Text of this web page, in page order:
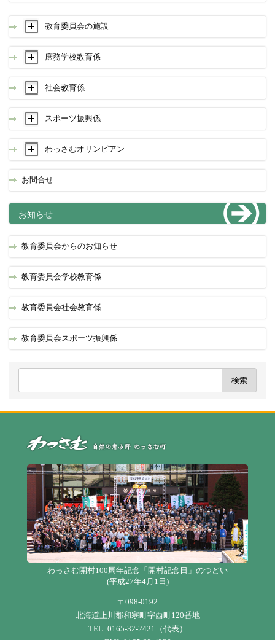
教育委員会の施設
庶務学校教育係
社会教育係
スポーツ振興係
わっさむオリンピアン
お問合せ
お知らせ
教育委員会からのお知らせ
教育委員会学校教育係
教育委員会社会教育係
教育委員会スポーツ振興係
わっさむ開村100周年記念「開村記念日」のつどい
(平成27年4月1日)
〒098-0192
北海道上川郡和寒町字西町120番地
TEL: 0165-32-2421（代表）